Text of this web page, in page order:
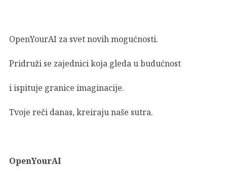
OpenYourAI za svet novih mogućnosti.
Pridruži se zajednici koja gleda u budućnost
i ispituje granice imaginacije.
Tvoje reči danas, kreiraju naše sutra.
OpenYourAI